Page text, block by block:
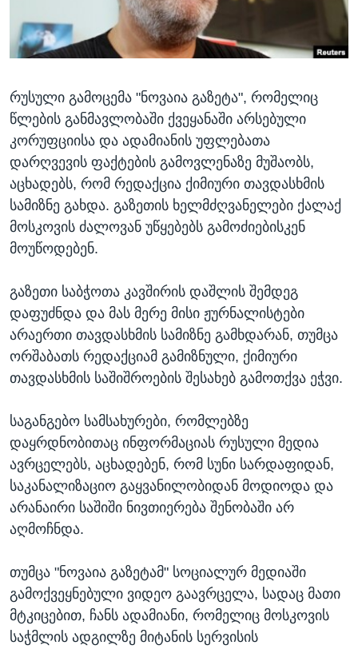
ᲡᲢᲣᲓᲘᲐ ᲕᲐᲨᲘᲜᲒᲢᲝᲜᲘ
ᲯᲐᲜᲛᲠᲗᲔᲚᲝᲑᲐ
ᲘᲜᲢᲔᲠᲕᲘᲣ
ᲙᲣᲚᲢᲣᲠᲐ
ᲒᲐᲚᲘᲚᲔᲝ
ᲓᲔᲖᲘᲜᲤᲝᲠᲛᲐᲪᲘᲐ
Learning English
ენები
რუსული გამოცემა "ნოვაია გაზეტა", რომელიც
წლების განმავლობაში ქვეყანაში არსებული
კორუფციისა და ადამიანის უფლებათა
დარღვევის ფაქტების გამოვლენაზე მუშაობს,
აცხადებს, რომ რედაქცია ქიმიური თავდასხმის
სამიზნე გახდა. გაზეთის ხელმძღვანელები ქალაქ
მოსკოვის ძალოვან უწყებებს გამოძიებისკენ
მოუწოდებენ.
გაზეთი საბჭოთა კავშირის დაშლის შემდეგ
დაფუძნდა და მას მერე მისი ჟურნალისტები
არაერთი თავდასხმის სამიზნე გამხდარან, თუმცა
ორშაბათს რედაქციამ გამიზნული, ქიმიური
თავდასხმის საშიშროების შესახებ გამოთქვა ეჭვი.
საგანგებო სამსახურები, რომლებზე
დაყრდნობითაც ინფორმაციას რუსული მედია
ავრცელებს, აცხადებენ, რომ სუნი სარდაფიდან,
საკანალიზაციო გაყვანილობიდან მოდიოდა და
არანაირი საშიში ნივთიერება შენობაში არ
აღმოჩნდა.
თუმცა "ნოვაია გაზეტამ" სოციალურ მედიაში
გამოქვეყნებული ვიდეო გაავრცელა, სადაც მათი
მტკიცებით, ჩანს ადამიანი, რომელიც მოსკოვის
საჭმლის ადგილზე მიტანის სერვისის